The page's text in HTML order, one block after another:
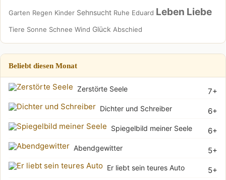
Garten Regen Kinder Sehnsucht Ruhe Eduard Leben Liebe
Tiere Sonne Schnee Wind Glück Abschied
Beliebt diesen Monat
7+
Zerstörte Seele
6+
Dichter und Schreiber
6+
Spiegelbild meiner Seele
5+
Abendgewitter
5+
Er liebt sein teures Auto